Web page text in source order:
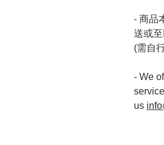
- 商品
送或
(需自
- We
us